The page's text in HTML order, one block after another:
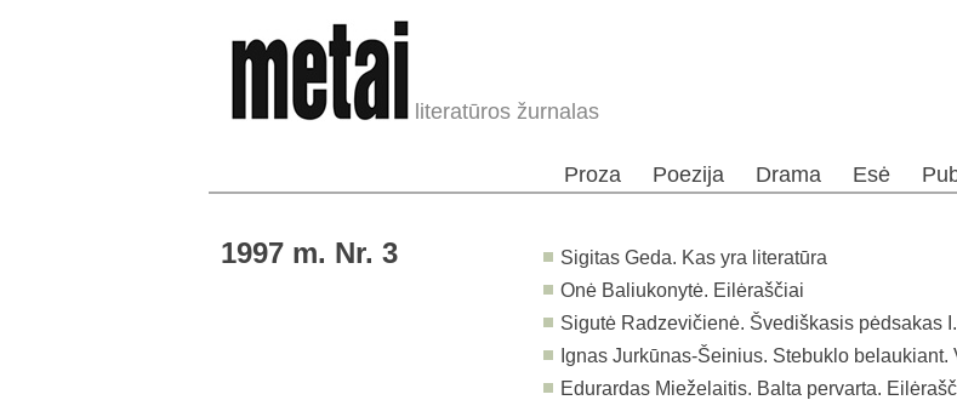
literatūros žurnalas
Proza Poezija Drama Esė
1997 m. Nr. 3
Sigitas Geda. Kas yra literatūra
Onė Baliukonytė. Eilėraščiai
Sigutė Radzevičienė. Švediškasis pėdsakas
Ignas Jurkūnas-Šeinius. Stebuklo
Edurardas Mieželaitis. Balta pervarta.